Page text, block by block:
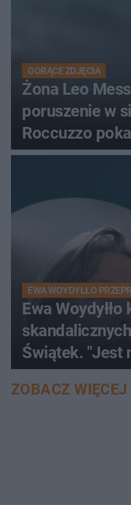
GORĄCE ZDJĘCIA
Żona Leo
poruszenie w
Roccuzzo
EWA WOYDYŁŁO
Ewa
Świątek. "Jest
ZOBACZ WIĘCEJ